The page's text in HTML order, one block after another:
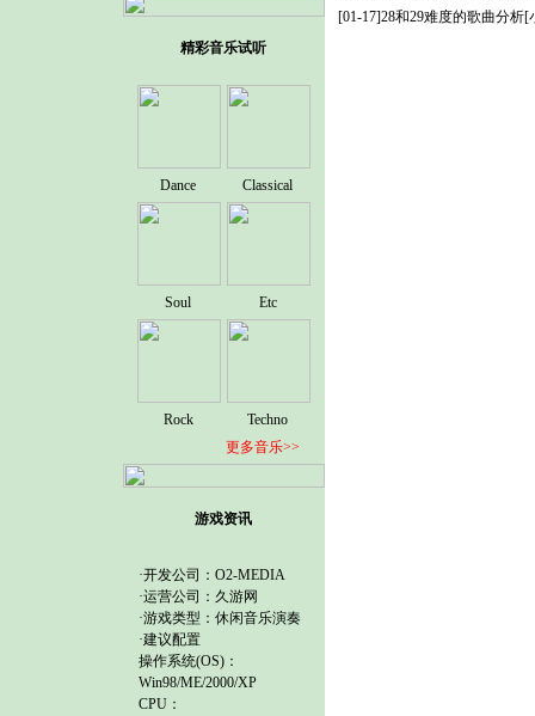
精彩音乐试听
Dance Classical
Soul Etc
Rock
Techno
更多音乐>>
游戏资讯
·开发公司：O2-MEDIA
·运营公司： 久游网
·游戏类型：休闲音乐演奏
·建议配置
操作系统(OS)：
Win98/ME/2000/XP
CPU：
[01-17]28和29难度的歌曲分析[